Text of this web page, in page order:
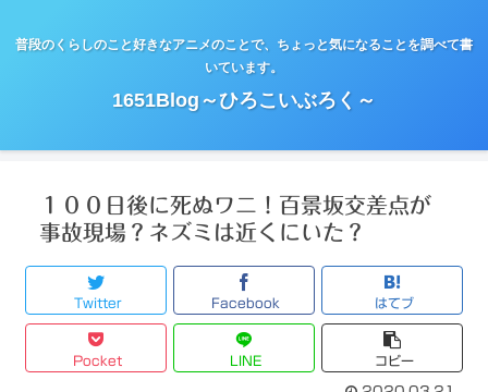
普段のくらしのこと好きなアニメのことで、ちょっと気になることを調べて書
いています。
1651Blog～ひろこいぶろく～
１００日後に死ぬワニ！百景坂交差点が
事故現場？ネズミは近くにいた？
Twitter Facebook はてブ
Pocket LINE コピー